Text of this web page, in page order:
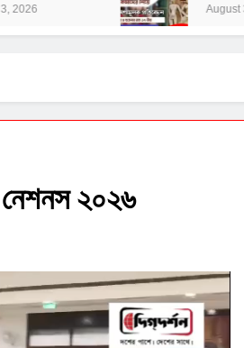
August 3, 2026
২০২৬